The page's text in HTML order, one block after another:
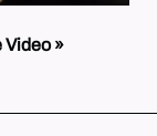
Video »